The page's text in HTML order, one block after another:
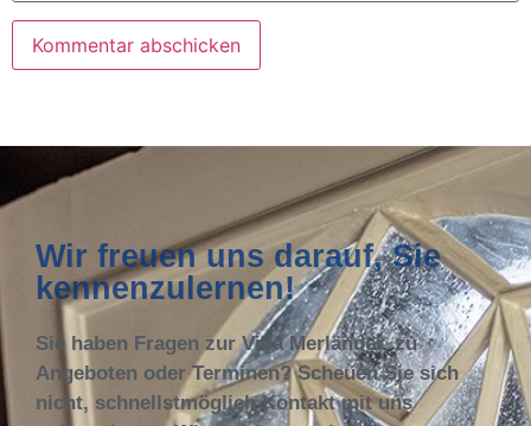
Wir freuen uns darauf, Sie
kennenzulernen!
Sie haben Fragen zur Villa Merländer, zu
Angeboten oder Terminen? Scheuen Sie sich
nicht, schnellstmöglich Kontakt mit uns